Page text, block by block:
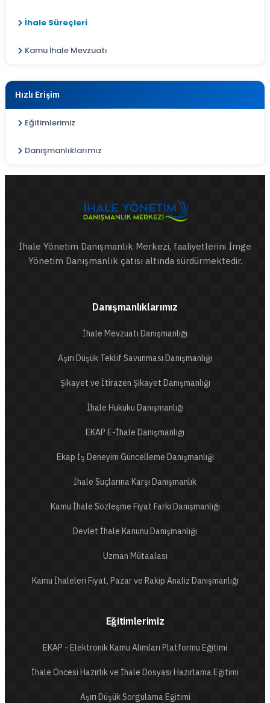
İhale Süreçleri
Kamu İhale Mevzuatı
Hızlı Erişim
Eğitimlerimiz
Danışmanlıklarımız
İhale Yönetim Danışmanlık Merkezi, faaliyetlerini İmge
Yönetim Danışmanlık çatısı altında sürdürmektedir.
Danışmanlıklarımız
İhale Mevzuatı Danışmanlığı
Aşırı Düşük Teklif Savunması Danışmanlığı
Şikayet ve İtirazen Şikayet Danışmanlığı
İhale Hukuku Danışmanlığı
EKAP E-İhale Danışmanlığı
Ekap İş Deneyim Güncelleme Danışmanlığı
İhale Suçlarına Karşı Danışmanlık
Kamu İhale Sözleşme Fiyat Farkı Danışmanlığı
Devlet İhale Kanunu Danışmanlığı
Uzman Mütaalası
Kamu İhaleleri Fiyat, Pazar ve Rakip Analiz Danışmanlığı
Eğitimlerimiz
EKAP - Elektronik Kamu Alımları Platformu Eğitimi
İhale Öncesi Hazırlık ve İhale Dosyası Hazırlama Eğitimi
Aşırı Düşük Sorgulama Eğitimi